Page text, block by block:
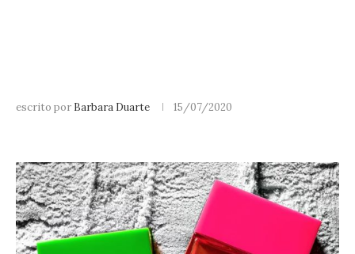
escrito por Barbara Duarte 15/07/2020